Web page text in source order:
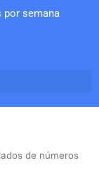
por semana
de números